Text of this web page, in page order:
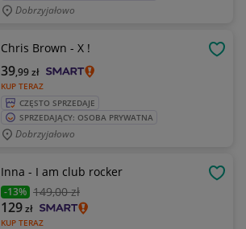
Dobrzyjałowo
Chris Brown - X !
KUP TERAZ
39,99zł
CZĘSTO SPRZEDAJE
SPRZEDAJĄCY: OSOBA PRYWATNA
Dobrzyjałowo
Inna - I am club rocker
-13% 149,00 zł
KUP TERAZ
129zł